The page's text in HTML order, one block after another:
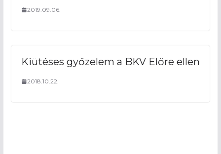
2019.09.06.
Kiütéses győzelem a BKV Előre ellen
2018.10.22.